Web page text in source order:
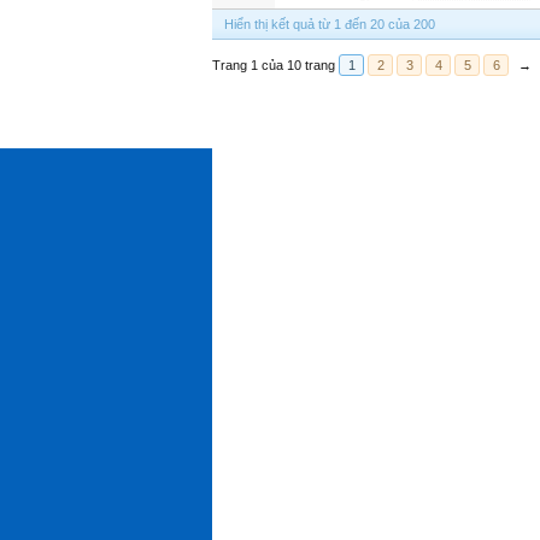
Hiển thị kết quả từ 1 đến 20 của 200
Trang 1 của 10 trang 1 2 3 4 5 6 →